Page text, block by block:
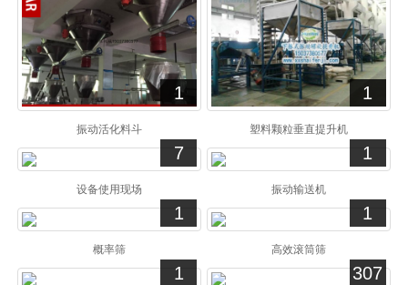
1
振动活化料斗
1
塑料颗粒垂直提升机
7
设备使用现场
1
振动输送机
1
概率筛
1
高效滚筒筛
1 307